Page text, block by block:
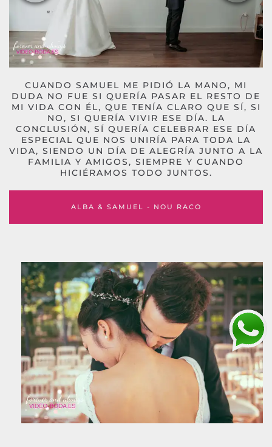
CUANDO SAMUEL ME PIDIÓ LA MANO, MI
DUDA NO FUE SI QUERÍA PASAR EL RESTO DE
MI VIDA CON ÉL, QUE TENÍA CLARO QUE SÍ, SI
NO, SI QUERÍA VIVIR ESE DÍA. LA
CONCLUSIÓN, SÍ QUERÍA CELEBRAR ESE DÍA
ESPECIAL QUE NOS UNIRÍA PARA TODA LA
VIDA, SIENDO UN DÍA DE ALEGRÍA JUNTO A LA
FAMILIA Y AMIGOS, SIEMPRE Y CUANDO
HICIÉRAMOS TODO JUNTOS.
ALBA & SAMUEL - NOU RACO